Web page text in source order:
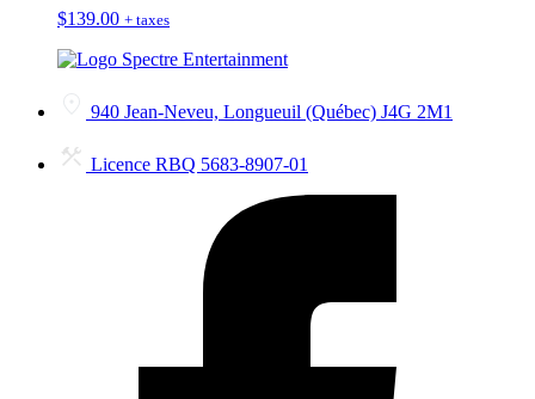
$139.00 + taxes
940 Jean-Neveu, Longueuil (Québec) J4G 2M1
Licence RBQ 5683-8907-01